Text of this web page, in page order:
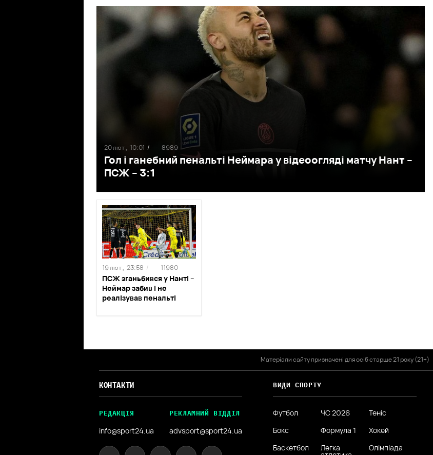
Гол і ганебний пенальті Неймара у відеоогляді матчу Нант –
ПСЖ – 3:1
20 лют , 10:01 / 8989
ПСЖ зганьбився у Нанті –
Неймар забив і не
реалізував пенальті
19 лют , 23:58 / 11980
Матеріали сайту призначені для осіб старше 21 року (21+)
КОНТАКТИ
РЕДАКЦІЯ
info@sport24.ua
РЕКЛАМНИЙ ВІДДІЛ
advsport@sport24.ua
ВИДИ СПОРТУ
Футбол ЧС 2026
Теніс
Бокс
Формула 1
Хокей
Баскетбол
Легка Олімпіада